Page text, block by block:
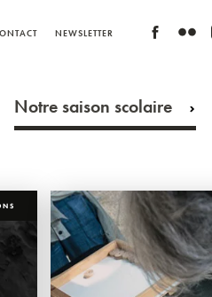
NEWSLETTER
Notre saison scolaire